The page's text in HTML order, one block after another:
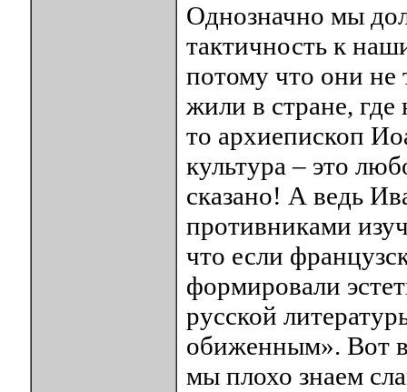
Однозначно мы
тактичность к
потому что они
жили в стране,
то архиепископ
культура – это
сказано! А ведь
противниками
что если
формировали
русской
обиженным». Вот
мы плохо знаем